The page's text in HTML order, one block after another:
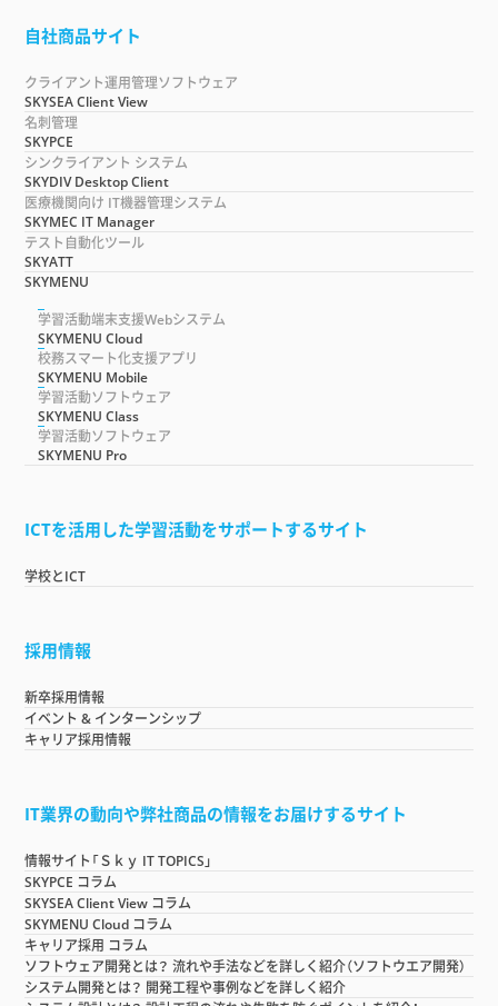
自社商品サイト
クライアント運用管理ソフトウェア
SKYSEA Client View
名刺管理
SKYPCE
シンクライアント システム
SKYDIV Desktop Client
医療機関向け IT機器管理システム
SKYMEC IT Manager
テスト自動化ツール
SKYATT
SKYMENU
学習活動端末支援Webシステム
SKYMENU Cloud
校務スマート化支援アプリ
SKYMENU Mobile
学習活動ソフトウェア
SKYMENU Class
学習活動ソフトウェア
SKYMENU Pro
ICTを活用した学習活動をサポートするサイト
学校とICT
採用情報
新卒採用情報
イベント & インターンシップ
キャリア採用情報
IT業界の動向や弊社商品の情報をお届けするサイト
情報サイト「Ｓｋｙ IT TOPICS」
SKYPCE コラム
SKYSEA Client View コラム
SKYMENU Cloud コラム
キャリア採用 コラム
ソフトウェア開発とは？ 流れや手法などを詳しく紹介（ソフトウエア開発）
システム開発とは？ 開発工程や事例などを詳しく紹介